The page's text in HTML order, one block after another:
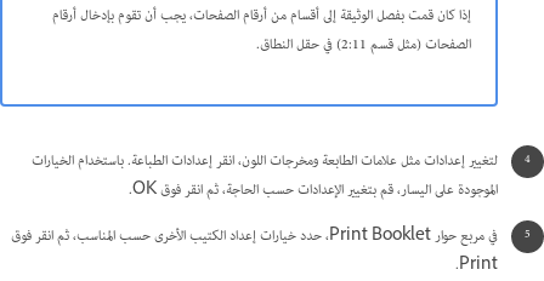
إذا كان قمت بفصل الوثيقة إلى أقسام من أرقام الصفحات، يجب أن تقوم بإدخال أرقام
الصفحات (مثل قسم 2:11) في حقل النطاق.
لتغيير إعدادات مثل علامات الطابعة ومخرجات اللون، انقر إعدادات الطباعة. باستخدام الخيارات
الموجودة على اليسار، قم بتغيير الإعدادات حسب الحاجة، ثم انقر فوق OK.
في مربع حوار Print Booklet، حدد خيارات إعداد الكتيب الأخرى حسب المناسب، ثم انقر فوق
Print.